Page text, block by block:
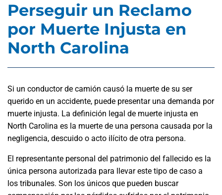
Perseguir un Reclamo
por Muerte Injusta en
North Carolina
Si un conductor de camión causó la muerte de su ser
querido en un accidente, puede presentar una demanda por
muerte injusta. La definición legal de muerte injusta en
North Carolina es la muerte de una persona causada por la
negligencia, descuido o acto ilícito de otra persona.
El representante personal del patrimonio del fallecido es la
única persona autorizada para llevar este tipo de caso a
los tribunales. Son los únicos que pueden buscar